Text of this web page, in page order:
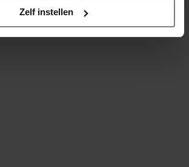
Zelf instellen